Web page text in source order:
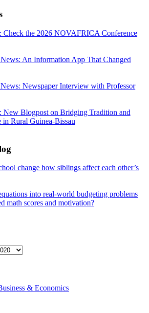
the 2026 NOVAFRICA Conference
An Information App That Changed
Newspaper Interview with Professor
Blogpost on Bridging Tradition and
in Rural Guinea-Bissau
change how siblings affect each other’s
into real-world budgeting problems
math scores and motivation?